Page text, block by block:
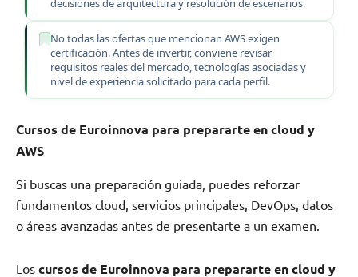
decisiones de arquitectura y resolución de escenarios.
No todas las ofertas que mencionan AWS exigen
certificación. Antes de invertir, conviene revisar
requisitos reales del mercado, tecnologías asociadas y
nivel de experiencia solicitado para cada perfil.
Cursos de Euroinnova para prepararte en cloud y
AWS
Si buscas una preparación guiada, puedes reforzar
fundamentos cloud, servicios principales, DevOps, datos
o áreas avanzadas antes de presentarte a un examen.
Los cursos de Euroinnova para prepararte en cloud y